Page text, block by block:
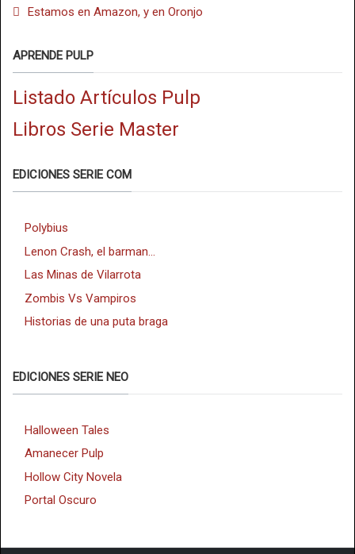
Estamos en Amazon, y en Oronjo
APRENDE PULP
Listado Artículos Pulp
Libros Serie Master
EDICIONES SERIE COM
Polybius
Lenon Crash, el barman...
Las Minas de Vilarrota
Zombis Vs Vampiros
Historias de una puta braga
EDICIONES SERIE NEO
Halloween Tales
Amanecer Pulp
Hollow City Novela
Portal Oscuro